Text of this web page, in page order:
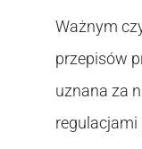
Ważnym
przepisów
uznana za